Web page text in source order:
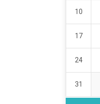
10
17
24
31